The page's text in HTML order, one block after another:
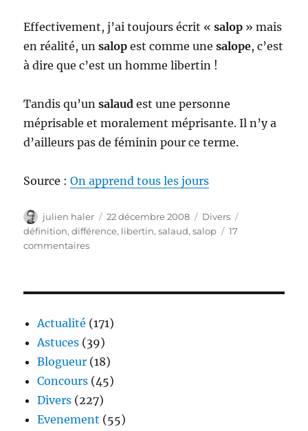
Effectivement, j’ai toujours écrit «salop » mais
en réalité, unsalopest comme unesalope, c’est
à dire que c’est un homme libertin !
Tandis qu’unsalaudest une personne
méprisable et moralement méprisante. Il n’y a
d’ailleurs pas de féminin pour ce terme.
Source :On apprend tous les jours
Auteur
julien haler
Publié
le
22 décembre 2008 Catégories
Divers
définition,différence, libertin,salaud,salop
17
commentairessur
forcément
salaud
Actualité (171)
Astuces (39)
Blogueur (18)
Concours (45)
Divers (227)
Evenement (55)